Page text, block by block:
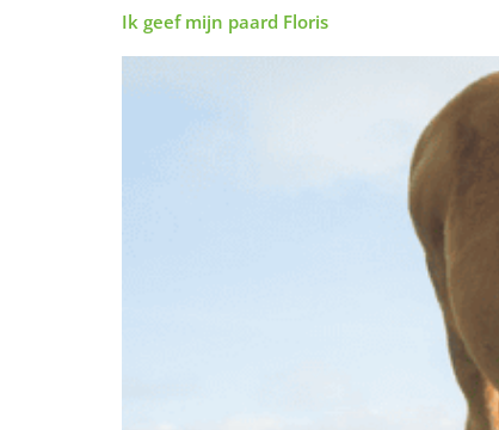
Ik geef mijn paard Floris